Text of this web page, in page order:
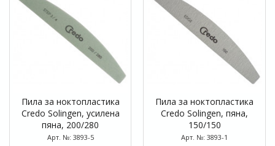
Пила за ноктопластика
Credo Solingen, усилена
пяна, 200/280
Арт. №: 3893-5
Пила за ноктопластика
Credo Solingen, пяна,
150/150
Арт. №: 3893-1